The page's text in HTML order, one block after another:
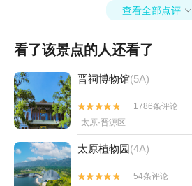
查看全部点评 
看了该景点的人还看了
晋祠博物馆(5A)


1786条评论
太原·晋源区
太原植物园(4A)


54条评论